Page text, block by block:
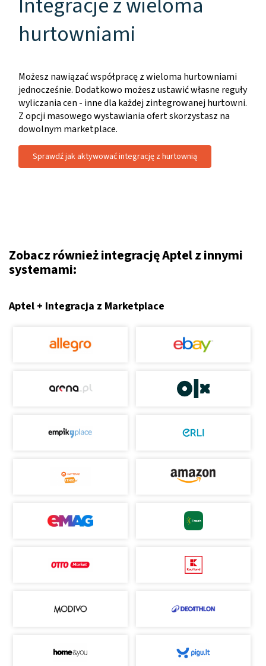
hurtowniami
Możesz nawiązać współpracę z wieloma hurtowniami
jednocześnie. Dodatkowo możesz ustawić własne reguły
wyliczania cen - inne dla każdej zintegrowanej hurtowni.
Z opcji masowego wystawiania ofert skorzystasz na
dowolnym marketplace.
Sprawdź jak aktywować integrację z hurtownią
Zobacz również integrację Aptel z innymi
systemami:
Aptel + Integracja z Marketplace